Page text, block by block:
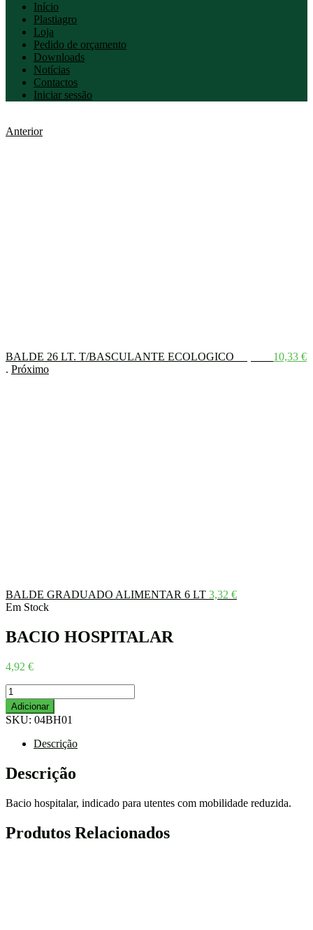
Início
Plastiagro
Loja
Pedido de orçamento
Downloads
Notícias
Contactos
Iniciar sessão
Anterior
BALDE 26 LT. T/BASCULANTE ECOLOGICO
O
10,33 €
. Próximo
BALDE GRADUADO ALIMENTAR 6 LT 3,32 €
Em Stock
BACIO HOSPITALAR
4,92 €
Quantidade
de
BACIO
HOSPITALAR
Adicionar
SKU: 04BH01
Descrição
Descrição
Bacio hospitalar, indicado para utentes com mobilidade reduzida.
Produtos Relacionados